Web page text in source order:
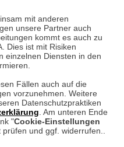
mit anderen
unsere Partner auch
kommt es auch zu
Dies ist mit Risiken
einzelnen Diensten in den
Fällen auch auf die
vorzunehmen. Weitere
Datenschutzpraktiken
. Am unteren Ende
"Cookie-Einstellungen
und ggf. widerrufen..
im Netz
Entsorgung
Hinweisgeber-Schutzgesetz
Website
Cookies!
unseren Online-Shop